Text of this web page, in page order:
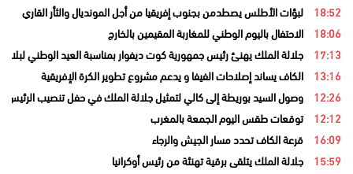
18:52 لبؤات الأطلس يصطدمن بجنوب إفريقيا من أجل المونديال والثأر القاري
18:06 الاحتفال باليوم الوطني للمغاربة المقيمين بالخارج
17:13 جلالة الملك يهنئ رئيس جمهورية كوت ديفوار بمناسبة العيد الوطني لبلاده
13:16 الكاف يساند إصلاحات الفيفا و يدعم مشروع تطوير الكرة الإفريقية
12:26 وصول السيد بوريطة إلى كالي لتمثيل جلالة الملك في حفل تنصيب الرئيس
12:12 توقعات طقس اليوم الجمعة بالمغرب
16:09 قرعة الكاف تحدد مسار الجيش والرجاء
15:59 جلالة الملك يتلقى برقية تهنئة من رئيس أوكرانيا